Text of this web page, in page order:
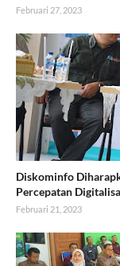
Februari 27, 2023
Diskominfo
Percepatan
Februari 21, 2023